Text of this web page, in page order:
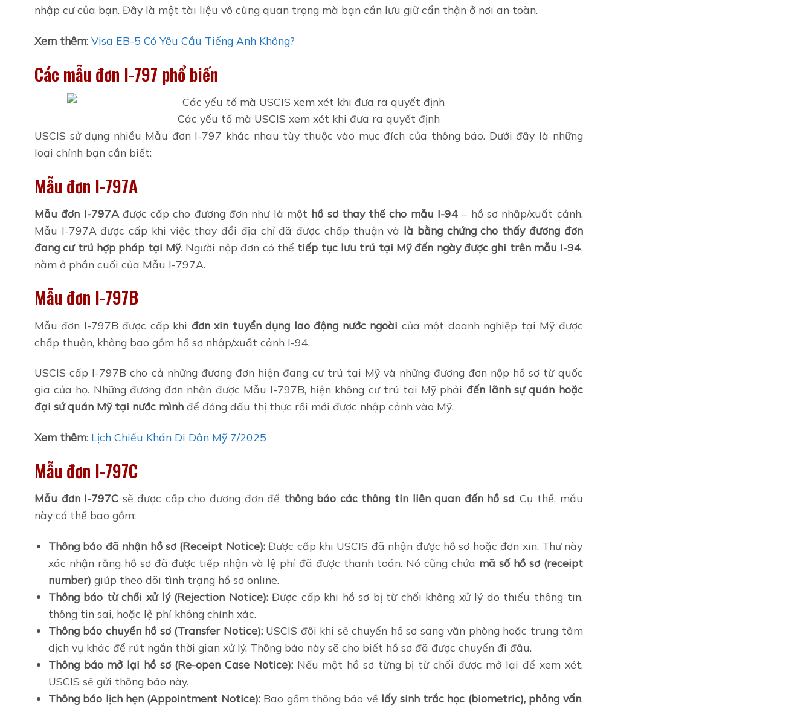
nhập cư của bạn. Đây là một tài liệu vô cùng quan trọng mà bạn cần lưu giữ cẩn thận ở nơi an toàn.
Xem thêm: Visa EB-5 Có Yêu Cầu Tiếng Anh Không?
Các mẫu đơn I-797 phổ biến
Các yếu tố mà USCIS xem xét khi đưa ra quyết định
USCIS sử dụng nhiều Mẫu đơn I-797 khác nhau tùy thuộc vào mục đích của thông báo. Dưới đây là những
loại chính bạn cần biết:
Mẫu đơn I-797A
Mẫu đơn I-797Ađược cấp cho đương đơn như là một hồ sơ thay thế cho mẫu I-94 – hồ sơ nhập/xuất cảnh.
Mẫu I-797A được cấp khi việc thay đổi địa chỉ đã được chấp thuận và là bằng chứng cho thấy đương đơn
đang cư trú hợp pháp tại Mỹ. Người nộp đơn có thể tiếp tục lưu trú tại Mỹ đến ngày được ghi trên mẫu I-94,
nằm ở phần cuối của Mẫu I-797A.
Mẫu đơn I-797B
Mẫu đơn I-797B được cấp khi đơn xin tuyển dụng lao động nước ngoài của một doanh nghiệp tại Mỹ được
chấp thuận, không bao gồm hồ sơ nhập/xuất cảnh I-94.
USCIS cấp I-797B cho cả những đương đơn hiện đang cư trú tại Mỹ và những đương đơn nộp hồ sơ từ quốc
gia của họ. Những đương đơn nhận được Mẫu I-797B, hiện không cư trú tại Mỹ phải đến lãnh sự quán hoặc
đại sứ quán Mỹ tại nước mình để đóng dấu thị thực rồi mới được nhập cảnh vào Mỹ.
Xem thêm: Lịch Chiếu Khán Di Dân Mỹ 7/2025
Mẫu đơn I-797C
Mẫu đơn I-797C sẽ được cấp cho đương đơn để thông báo các thông tin liên quan đến hồ sơ. Cụ thể, mẫu
này có thể bao gồm:
Thông báo đã nhận hồ sơ (Receipt Notice):Được cấp khi USCIS đã nhận được hồ sơ hoặc đơn xin. Thư này
xác nhận rằng hồ sơ đã được tiếp nhận và lệ phí đã được thanh toán. Nó cũng chứa mã số hồ sơ (receipt
number) giúp theo dõi tình trạng hồ sơ online.
Thông báo từ chối xử lý (Rejection Notice):Được cấp khi hồ sơ bị từ chối không xử lý do thiếu thông tin,
thông tin sai, hoặc lệ phí không chính xác.
Thông báo chuyển hồ sơ (Transfer Notice):USCIS đôi khi sẽ chuyển hồ sơ sang văn phòng hoặc trung tâm
dịch vụ khác để rút ngắn thời gian xử lý. Thông báo này sẽ cho biết hồ sơ đã được chuyển đi đâu.
Thông báo mở lại hồ sơ (Re-open Case Notice):Nếu một hồ sơ từng bị từ chối được mở lại để xem xét,
USCIS sẽ gửi thông báo này.
Thông báo lịch hẹn (Appointment Notice):Bao gồm thông báo về lấy sinh trắc học (biometric), phỏng vấn,